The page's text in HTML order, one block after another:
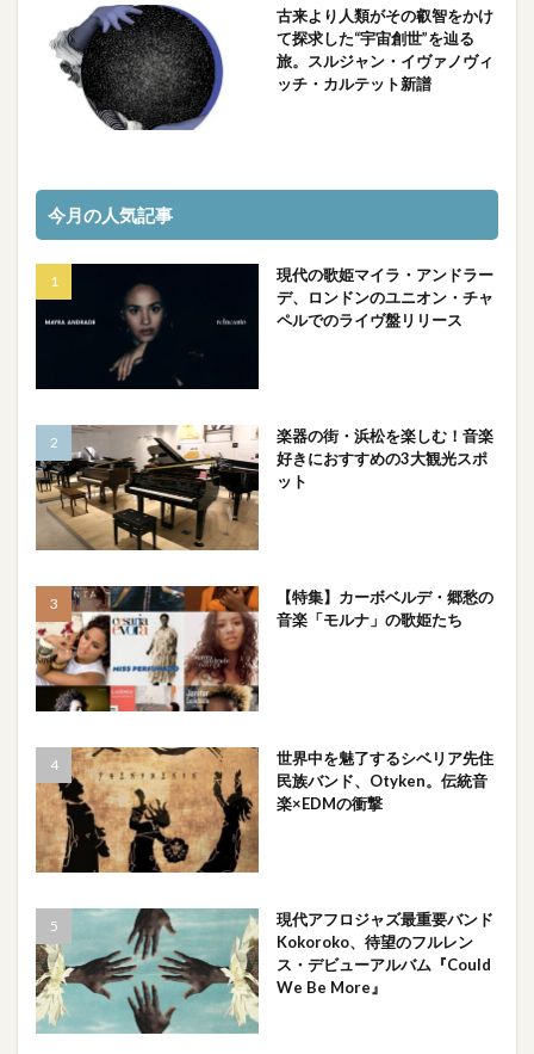
古来より人類がその叡智をかけ
て探求した“宇宙創世”を辿る
旅。スルジャン・イヴァノヴィ
ッチ・カルテット新譜
今月の人気記事
現代の歌姫マイラ・アンドラー
デ、ロンドンのユニオン・チャ
ペルでのライヴ盤リリース
楽器の街・浜松を楽しむ！音楽
好きにおすすめの3大観光スポ
ット
【特集】カーボベルデ・郷愁の
音楽「モルナ」の歌姫たち
世界中を魅了するシベリア先住
民族バンド、Otyken。伝統音
楽×EDMの衝撃
現代アフロジャズ最重要バンド
Kokoroko、待望のフルレン
ス・デビューアルバム『Could
We Be More』